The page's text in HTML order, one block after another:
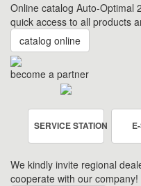
Online catalog Auto-Optimal
quick access to all products
catalog online
become a partner
SERVICE STATION
We kindly invite regional
cooperate with our company!